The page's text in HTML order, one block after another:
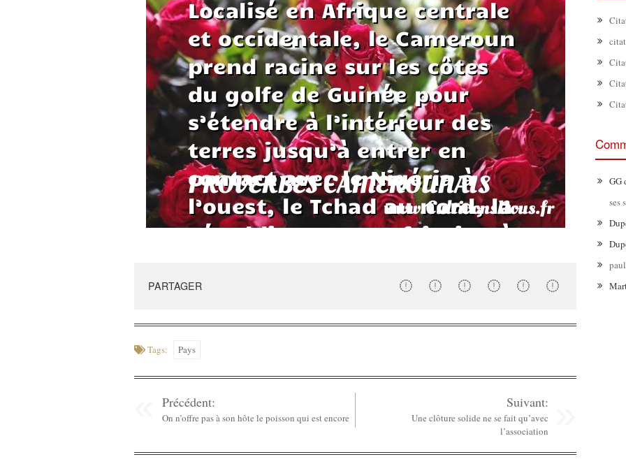
PARTAGER
Tags: Pays
Précédent:
On n’offre pas à son hôte le poisson qui est encore
Suivant:
Une clôture solide ne se fait qu’avec
l’association
GG
ses
paul